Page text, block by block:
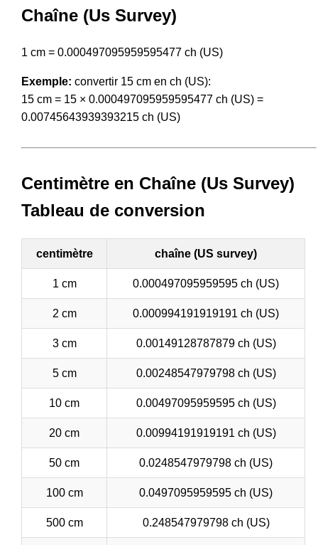
Chaîne (Us Survey)
1 cm = 0.000497095959595477 ch (US)
Exemple: convertir 15 cm en ch (US):
15 cm = 15 × 0.000497095959595477 ch (US) =
0.00745643939393215 ch (US)
Centimètre en Chaîne (Us Survey)
Tableau de conversion
centimètre chaîne (US survey)
1 cm 0.000497095959595 ch (US)
2 cm 0.000994191919191 ch (US)
3 cm 0.00149128787879 ch (US)
5 cm 0.00248547979798 ch (US)
10 cm 0.00497095959595 ch (US)
20 cm 0.00994191919191 ch (US)
50 cm 0.0248547979798 ch (US)
100 cm 0.0497095959595 ch (US)
500 cm 0.248547979798 ch (US)